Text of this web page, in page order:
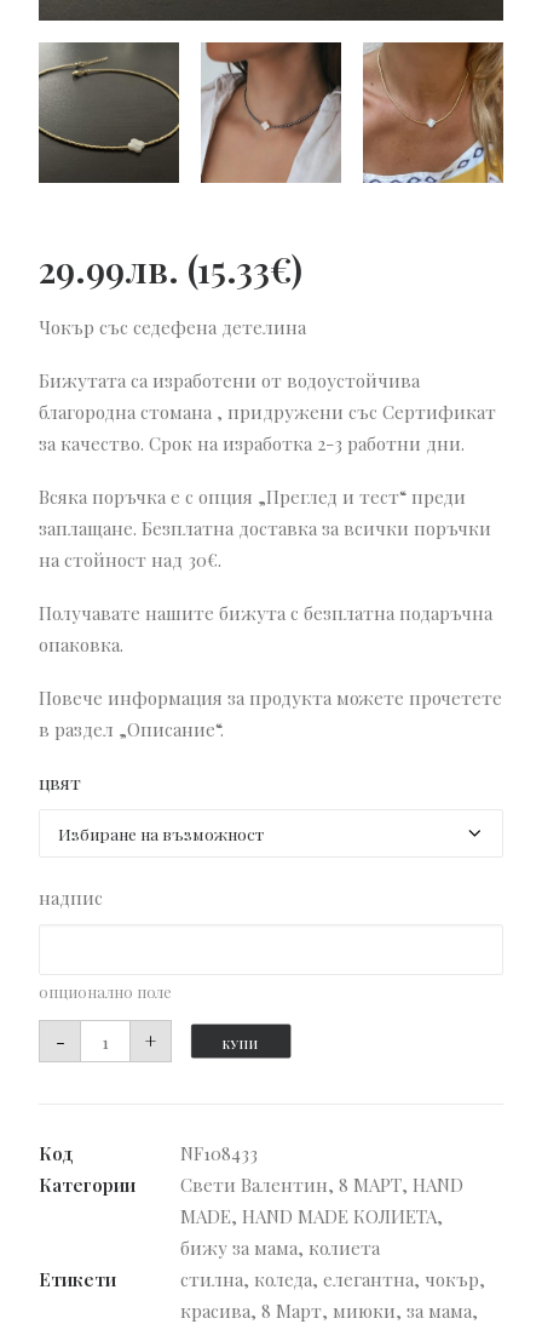
29.99лв. (15.33€)
Чокър със седефена детелина
Бижутата са изработени от водоустойчива
благородна стомана , придружени със Сертификат
за качество. Срок на изработка 2-3 работни дни.
Всяка поръчка е с опция „Преглед и тест“ преди
заплащане. Безплатна доставка за всички поръчки
на стойност над 30€.
Получавате нашите бижута с безплатна подаръчна
опаковка.
Повече информация за продукта можете прочетете
в раздел „Описание“.
цвят
надпис
опционално поле
-
количество
за
детелина
+ КУПИ
Код
NF108433
Категории
Свети Валентин, 8 МАРТ, HAND
MADE, HAND MADE КОЛИЕТА,
бижу за мама, колиета
Етикети
стилна, коледа, елегантна, чокър,
красива, 8 Март, миюки, за мама,